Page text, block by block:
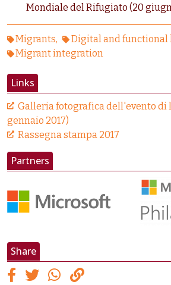
Mondiale del Rifugiato (20
Migrants
Digital and functional
Migrant integration
Links
Galleria fotografica dell'evento di
gennaio 2017)
Rassegna stampa 2017
Partners
Share